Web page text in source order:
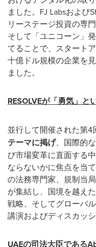
ました。FJ Labsおよび
リーステージ投資の専
そして「ユニコーン」
てることで、スタート
十億ドル規模の企業を
ました。
RESOLVEが「勇気」と
並行して開催された第4
テーマに掲げ、国際的
び市場変革に直面する
ならないかに焦点を当
の法務専門家、規制当
が集結し、国境を越え
戦略、そしてグローバ
講演およびディスカッ
UAEの司法大臣である